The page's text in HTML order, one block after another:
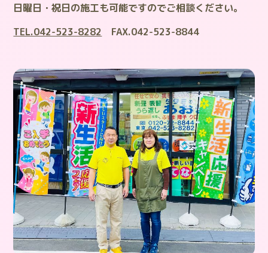
日曜日・祝日の施工も可能ですのでご相談ください。
TEL.042-523-8282
FAX.042-523-8844